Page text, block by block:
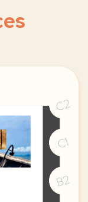
C2
C1
B2